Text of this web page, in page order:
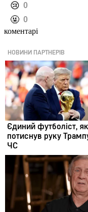
️😢 0
️🤬 0
коментарі